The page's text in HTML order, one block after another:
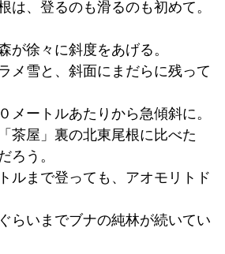
は、登るのも滑るのも初めて。
が徐々に斜度をあげる。
メ雪と、斜面にまだらに残って
メートルあたりから急傾斜に。
茶屋」裏の北東尾根に比べた
ろう。
ルまで登っても、アオモリトド
らいまでブナの純林が続いてい